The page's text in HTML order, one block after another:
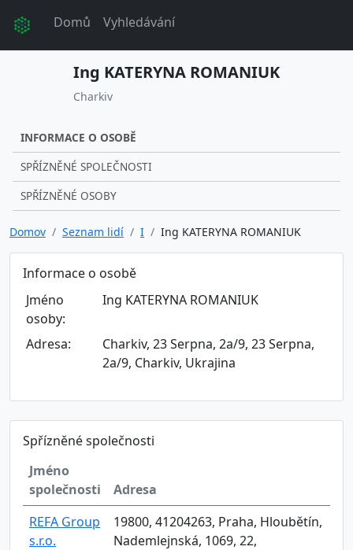
Domů Vyhledávání
Ing KATERYNA ROMANIUK
Charkiv
INFORMACE O OSOBĚ
SPŘÍZNĚNÉ SPOLEČNOSTI
SPŘÍZNĚNÉ OSOBY
Domov Seznam lidí I Ing KATERYNA ROMANIUK
Informace o osobě
Jméno
osoby:
Ing KATERYNA ROMANIUK
Adresa:
Charkiv, 23 Serpna, 2a/9, 23 Serpna,
2a/9, Charkiv, Ukrajina
Spřízněné společnosti
Jméno
společnosti
Adresa
REFA Group
s.r.o.
19800, 41204263, Praha, Hloubětín,
Nademlejnská, 1069, 22,